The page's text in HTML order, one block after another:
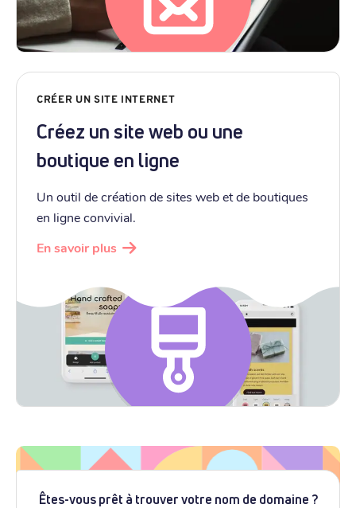
CRÉER UN SITE INTERNET
Créez un site web ou une
boutique en ligne
Un outil de création de sites web et de boutiques
en ligne convivial.
En savoir plus
Êtes-vous prêt à trouver votre nom de domaine ?